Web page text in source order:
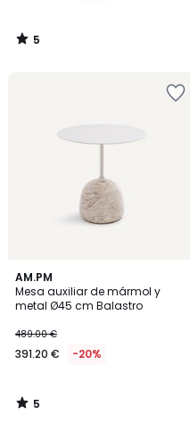
5
/
AM.PM
Mesa auxiliar de mármol y
metal Ø45 cm Balastro
489.00 €
391.20 € -20%
5
/
5
5
/